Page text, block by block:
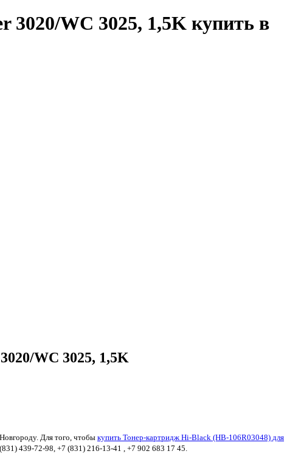
3020/WC 3025, 1,5K купить в
WC 3025, 1,5K
Для того, чтобы купить Тонер-картридж Hi-Black (HB-106R03048) для
439-72-98, +7 (831) 216-13-41 , +7 902 683 17 45.